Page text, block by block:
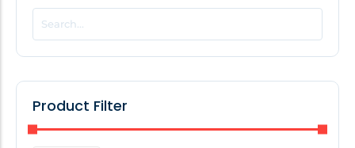
POPULAR THIS WEEK
No Posts Found!
Product Filter